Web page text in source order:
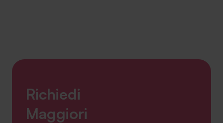
SA Finance Mediazione Creditizia Srl, società di mediazione creditizia iscritta
Richiedi
Maggiori